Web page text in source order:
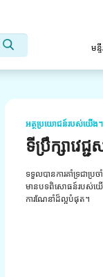
មន្
អត្ថប្រយោជន៍របស់យើង។
ទីប្រឹក្សាវេជ្ជ
ទទួលបានការគាំទ្រជាប្រច
មានបទពិសោធន៍របស់យើ
ការណែនាំដ៏ល្អបំផុត។